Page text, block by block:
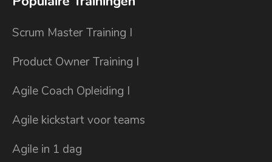
Scrum Master Training I
Product Owner Training I
Agile Coach Opleiding I
Agile kickstart voor teams
Agile in 1 dag